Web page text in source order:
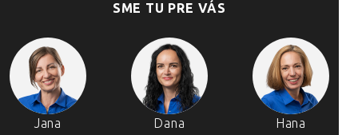
SME TU PRE VÁS
Jana Dana Hana